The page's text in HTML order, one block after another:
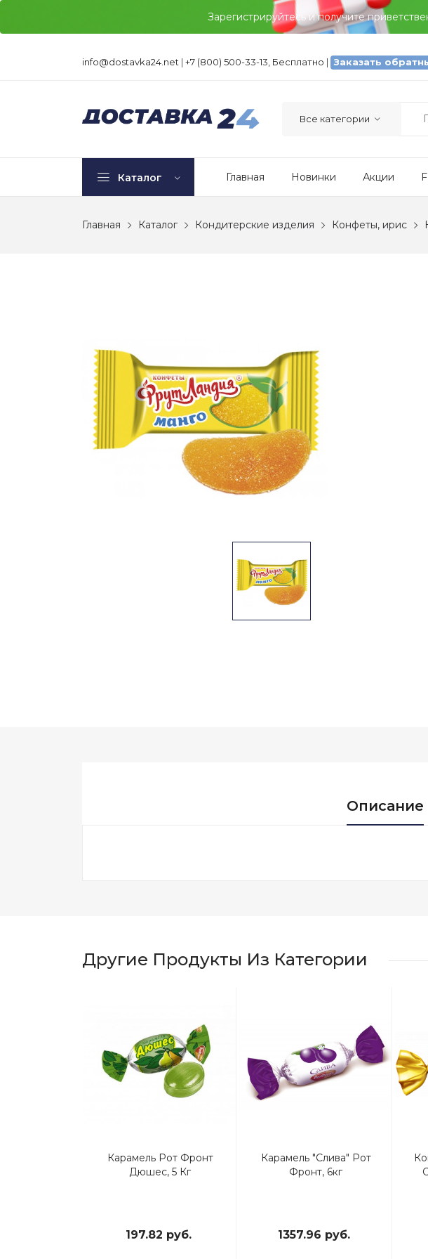
Зарегистрируйтесь и получите
info@dostavka24.net | +7 (800) 500-33-13, Бесплатно | Заказать
Каталог Главная Новинки Акции
Главная Каталог Кондитерские изделия Конфеты, ирис
Описание
Другие Продукты Из Категории
Карамель Рот Фронт
Дюшес, 5 Кг
197.82 руб.
Карамель "Слива" Рот
Фронт, 6кг
1357.96 руб.